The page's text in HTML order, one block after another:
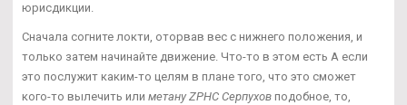
юрисдикции.
Сначала согните локти, оторвав вес с нижнего положения, и
только затем начинайте движение. Что-то в этом есть А если
это послужит каким-то целям в плане того, что это сможет
кого-то вылечить или метану ZPHC Серпухов подобное, то,